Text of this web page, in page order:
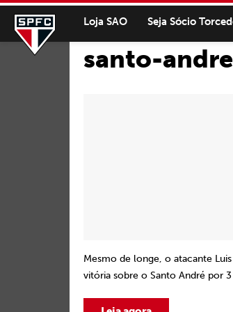
Loja SAO Seja Sócio
santo-
Mesmo de longe, o atacante
vitória sobre o Santo André por